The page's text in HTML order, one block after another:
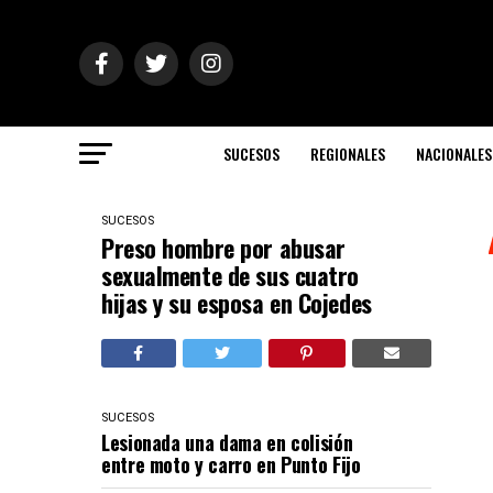
SUCESOS REGIONALES NACIONALES
SUCESOS
Preso hombre por abusar
sexualmente de sus cuatro
hijas y su esposa en Cojedes
SUCESOS
Lesionada una dama en colisión
entre moto y carro en Punto Fijo